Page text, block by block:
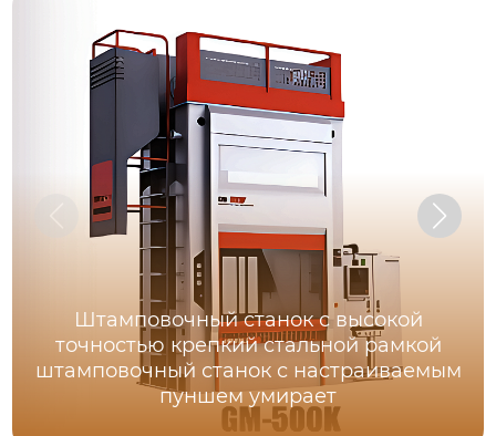
Штамповочный станок с высокой
точностью крепкий стальной рамкой
штамповочный станок с настраиваемым
пуншем умирает